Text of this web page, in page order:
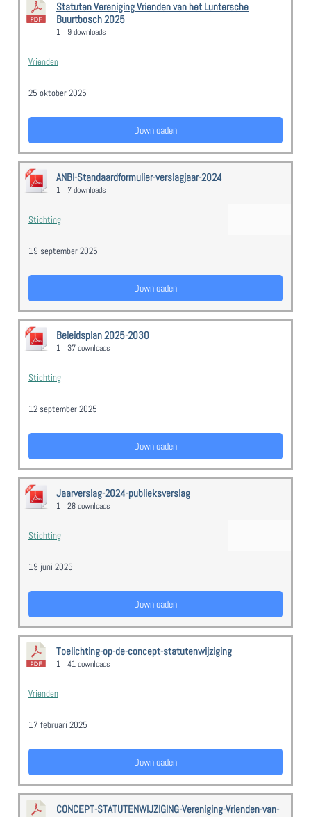
Statuten Vereniging Vrienden van het Luntersche
Buurtbosch 2025
1 9 downloads
Vrienden
25 oktober 2025
Downloaden
ANBI-Standaardformulier-verslagjaar-2024
1 7 downloads
Stichting
19 september 2025
Downloaden
Beleidsplan 2025-2030
1 37 downloads
Stichting
12 september 2025
Downloaden
Jaarverslag-2024-publieksverslag
1 28 downloads
Stichting
19 juni 2025
Downloaden
Toelichting-op-de-concept-statutenwijziging
1 41 downloads
Vrienden
17 februari 2025
Downloaden
CONCEPT-STATUTENWIJZIGING-Vereniging-Vrienden-van-